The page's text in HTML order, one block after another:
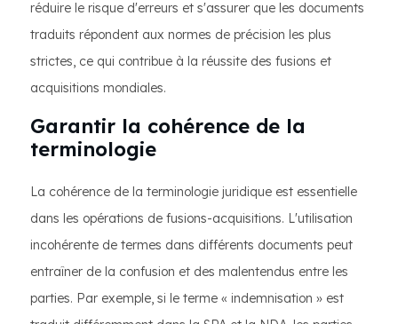
réduire le risque d'erreurs et s'assurer que les documents
traduits répondent aux normes de précision les plus
strictes, ce qui contribue à la réussite des fusions et
acquisitions mondiales.
Garantir la cohérence de la
terminologie
La cohérence de la terminologie juridique est essentielle
dans les opérations de fusions-acquisitions. L'utilisation
incohérente de termes dans différents documents peut
entraîner de la confusion et des malentendus entre les
parties. Par exemple, si le terme « indemnisation » est